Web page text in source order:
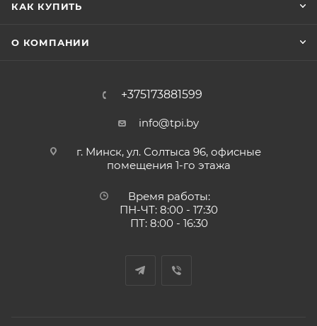
КАК КУПИТЬ
О КОМПАНИИ
+375173881599
info@tpi.by
г. Минск, ул. Солтыса 96, офисные
помещения 1-го этажа
Время работы:
ПН-ЧТ: 8:00 - 17:30
ПТ: 8:00 - 16:30